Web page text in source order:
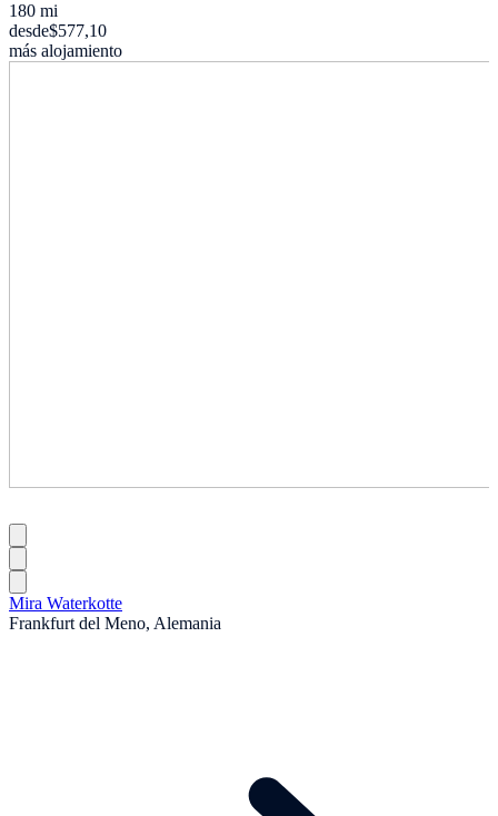
180 mi
desde$577,10
más alojamiento
Mira Waterkotte
Frankfurt del Meno, Alemania